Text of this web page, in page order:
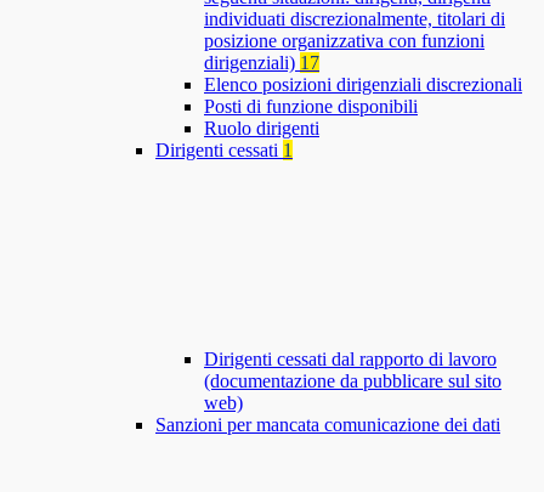
individuati discrezionalmente, titolari di
posizione organizzativa con funzioni
dirigenziali) 17
Elenco posizioni dirigenziali discrezionali
Posti di funzione disponibili
Ruolo dirigenti
Dirigenti cessati 1
Dirigenti cessati dal rapporto di lavoro
(documentazione da pubblicare sul sito
web)
Sanzioni per mancata comunicazione dei dati